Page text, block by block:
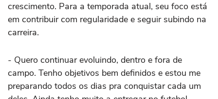
crescimento. Para a temporada atual, seu foco está
em contribuir com regularidade e seguir subindo na
carreira.
- Quero continuar evoluindo, dentro e fora de
campo. Tenho objetivos bem definidos e estou me
preparando todos os dias pra conquistar cada um